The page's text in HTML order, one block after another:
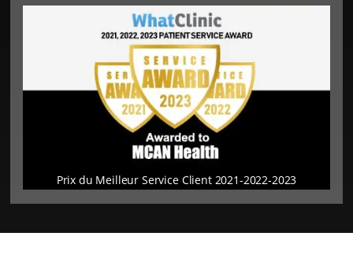
Prix du Meilleur Service Client 2021-2022-2023